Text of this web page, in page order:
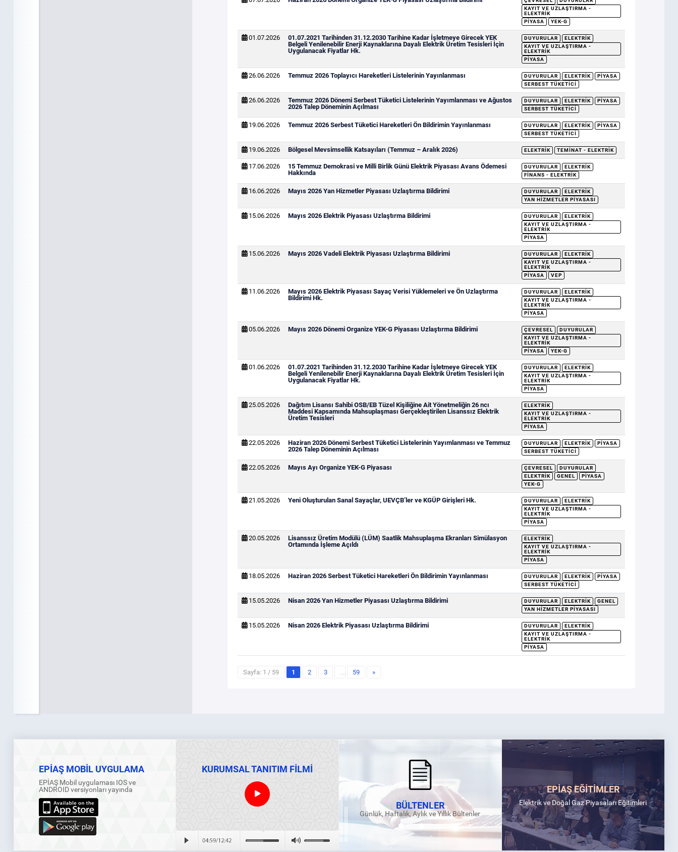
KAYIT VE UZLAŞTIRMA -
ELEKTRIK
PIYASA
YEK-G
01.07.2026
01.07.2021 Tarihinden 31.12.2030 Tarihine Kadar İşletmeye Girecek YEK
Belgeli Yenilenebilir Enerji Kaynaklarına Dayalı Elektrik Üretim Tesisleri İçin
Uygulanacak Fiyatlar Hk.
DUYURULAR
ELEKTRIK
KAYIT VE UZLAŞTIRMA -
ELEKTRIK
PIYASA
26.06.2026 Temmuz 2026 Toplayıcı Hareketleri Listelerinin Yayınlanması DUYURULAR ELEKTRIK
PIYASA
SERBEST TÜKETICI
26.06.2026
Temmuz 2026 Dönemi Serbest Tüketici Listelerinin Yayımlanması ve Ağustos
2026 Talep Döneminin Açılması
DUYURULAR ELEKTRIK
PIYASA
SERBEST TÜKETICI
19.06.2026 Temmuz 2026 Serbest Tüketici Hareketleri Ön Bildirimin Yayınlanması DUYURULAR ELEKTRIK
PIYASA
SERBEST TÜKETICI
19.06.2026 Bölgesel Mevsimsellik Katsayıları (Temmuz – Aralık 2026) ELEKTRIK TEMINAT - ELEKTRIK
17.06.2026
15 Temmuz Demokrasi ve Milli Birlik Günü Elektrik Piyasası Avans Ödemesi
Hakkında
DUYURULAR
ELEKTRIK
FINANS - ELEKTRIK
16.06.2026 Mayıs 2026 Yan Hizmetler Piyasası Uzlaştırma Bildirimi DUYURULAR
ELEKTRIK
YAN HIZMETLER PIYASASI
15.06.2026 Mayıs 2026 Elektrik Piyasası Uzlaştırma Bildirimi DUYURULAR
ELEKTRIK
KAYIT VE UZLAŞTIRMA -
ELEKTRIK
PIYASA
15.06.2026 Mayıs 2026 Vadeli Elektrik Piyasası Uzlaştırma Bildirimi DUYURULAR
ELEKTRIK
KAYIT VE UZLAŞTIRMA -
ELEKTRIK
PIYASA
VEP
11.06.2026
Mayıs 2026 Elektrik Piyasası Sayaç Verisi Yüklemeleri ve Ön Uzlaştırma
Bildirimi Hk.
DUYURULAR
ELEKTRIK
KAYIT VE UZLAŞTIRMA -
ELEKTRIK
PIYASA
05.06.2026 Mayıs 2026 Dönemi Organize YEK-G Piyasası Uzlaştırma Bildirimi ÇEVRESEL
DUYURULAR
KAYIT VE UZLAŞTIRMA -
ELEKTRIK
PIYASA
YEK-G
01.06.2026
01.07.2021 Tarihinden 31.12.2030 Tarihine Kadar İşletmeye Girecek YEK
Belgeli Yenilenebilir Enerji Kaynaklarına Dayalı Elektrik Üretim Tesisleri İçin
Uygulanacak Fiyatlar Hk.
DUYURULAR
ELEKTRIK
KAYIT VE UZLAŞTIRMA -
ELEKTRIK
PIYASA
25.05.2026
Dağıtım Lisansı Sahibi OSB/EB Tüzel Kişiliğine Ait Yönetmeliğin 26 ncı
Maddesi Kapsamında Mahsuplaşması Gerçekleştirilen Lisanssız Elektrik
Üretim Tesisleri
ELEKTRIK
KAYIT VE UZLAŞTIRMA -
ELEKTRIK
PIYASA
22.05.2026
Haziran 2026 Dönemi Serbest Tüketici Listelerinin Yayımlanması ve Temmuz
2026 Talep Döneminin Açılması
DUYURULAR ELEKTRIK
PIYASA
SERBEST TÜKETICI
22.05.2026 Mayıs Ayı Organize YEK-G Piyasası ÇEVRESEL
DUYURULAR
ELEKTRIK
GENEL
PIYASA
YEK-G
21.05.2026 Yeni Oluşturulan Sanal Sayaçlar, UEVÇB’ler ve KGÜP Girişleri Hk. DUYURULAR
ELEKTRIK
KAYIT VE UZLAŞTIRMA -
ELEKTRIK
PIYASA
20.05.2026
Lisanssız Üretim Modülü (LÜM) Saatlik Mahsuplaşma Ekranları Simülasyon
Ortamında İşleme Açıldı
ELEKTRIK
KAYIT VE UZLAŞTIRMA -
ELEKTRIK
PIYASA
18.05.2026 Haziran 2026 Serbest Tüketici Hareketleri Ön Bildirimin Yayınlanması DUYURULAR ELEKTRIK
PIYASA
SERBEST TÜKETICI
15.05.2026 Nisan 2026 Yan Hizmetler Piyasası Uzlaştırma Bildirimi DUYURULAR ELEKTRIK
GENEL
YAN HIZMETLER PIYASASI
15.05.2026 Nisan 2026 Elektrik Piyasası Uzlaştırma Bildirimi DUYURULAR
ELEKTRIK
KAYIT VE UZLAŞTIRMA -
ELEKTRIK
PIYASA
Sayfa: 1 / 59 1 2 3 … 59 »
EPİAŞ MOBİL UYGULAMA
EPİAŞ Mobil uygulaması IOS ve
ANDROID versiyonları yayında
KURUMSAL TANITIM FİLMİ
BÜLTENLER
Günlük, Haftalık, Aylık ve Yıllık Bültenler
EPİAŞ EĞİTİMLER
Elektrik ve Doğal Gaz Piyasaları Eğitimleri